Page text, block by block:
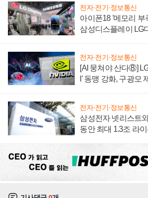
전자·전기·정보통신
아이폰18 '메모리 부
삼성디스플레이 LG
전자·전기·정보통신
[AI 뭉쳐야 산다⑧]
I' 동맹 강화, 구광모
전자·전기·정보통신
삼성전자 넷리스트
동안 최대 1.3조 라